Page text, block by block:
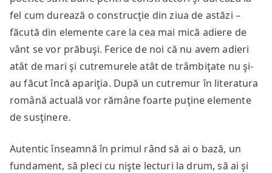
fel cum durează o construcţie din ziua de astăzi –
făcută din elemente care la cea mai mică adiere de
vânt se vor prăbuşi. Ferice de noi că nu avem adieri
atât de mari şi cutremurele atât de trâmbiţate nu şi-
au făcut încă apariţia. După un cutremur în literatura
română actuală vor rămâne foarte puţine elemente
de susţinere.
Autentic înseamnă în primul rând să ai o bază, un
fundament, să pleci cu nişte lecturi la drum, să ai şi